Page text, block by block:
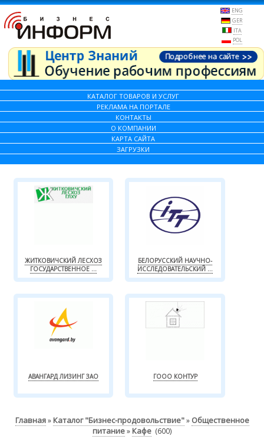
ENG
GER
ITA
POL
КАТАЛОГ ТОВАРОВ И УСЛУГ
РЕКЛАМА НА ПОРТАЛЕ
КОНТАКТЫ
О КОМПАНИИ
КАРТА САЙТА
ЗАГРУЗКИ
ЖИТКОВИЧСКИЙ ЛЕСХОЗ
ГОСУДАРСТВЕННОЕ ...
БЕЛОРУССКИЙ НАУЧНО-
ИССЛЕДОВАТЕЛЬСКИЙ ...
АВАНГАРД ЛИЗИНГ ЗАО ГООО КОНТУР
Главная» Каталог "Бизнес-продовольствие"» Общественное
питание» Кафе(600)